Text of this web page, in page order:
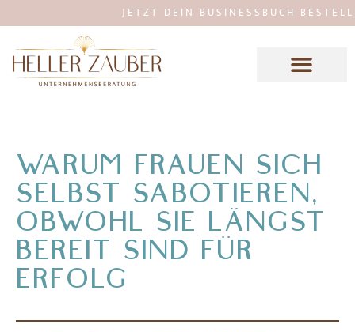
JETZT DEIN BUSINESSBUCH
WARUM FRAUEN SICH
SELBST SABOTIEREN,
OBWOHL SIE LÄNGST
BEREIT SIND FÜR
ERFOLG